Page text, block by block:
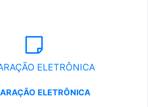
ELETRÔNICA
ELETRÔNICA